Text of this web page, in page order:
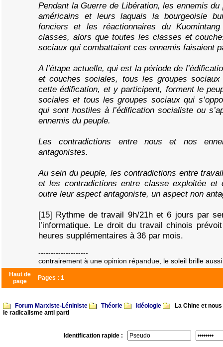
Pendant la Guerre de Libération, les ennemis
américains et leurs laquais la bourgeoisie
fonciers et les réactionnaires du
classes, alors que toutes les classes et
sociaux qui combattaient ces ennemis faisaient
A l’étape actuelle, qui est la période de
et couches sociales, tous les groupes
cette édification, et y participent, forment le
sociales et tous les groupes sociaux qui
qui sont hostiles à l’édification socialiste ou
ennemis du peuple.
Les contradictions entre nous et nos
antagonistes.
Au sein du peuple, les contradictions entre
et les contradictions entre classe exploitée et
outre leur aspect antagoniste, un aspect non
[15] Rythme de travail 9h/21h et 6 jours par
l’informatique. Le droit du travail chinois
heures supplémentaires à 36 par mois.
--------------------
contrairement à une opinion répandue, le soleil brille
Haut de
page
Pages : 1
Forum Marxiste-Léniniste Théorie Idéologie
La Chine et
le radicalisme anti parti
Identification rapide :